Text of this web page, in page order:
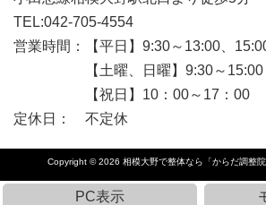
TEL:042-705-4554
営業時間：【平日】9:30～13:00、
【土曜、日曜】9:30～15:00
【祝日】10：00～17：00
定休日： 不定休
Copyright © 2026 相模大野で整体なら「からだ調整院
PC表示